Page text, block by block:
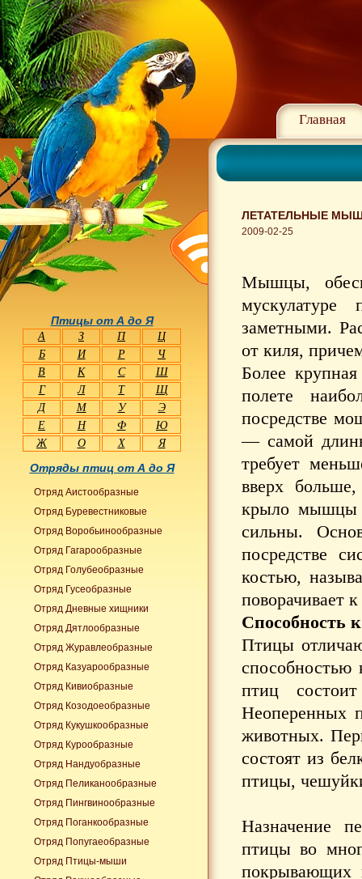
Главная
ЛЕТАТЕЛЬНЫЕ
2009-02-25
Мышцы,
заметными.
от киля,
Более
полете
посредстве
— самой
требует
вверх
крыло мышцы
сильны.
посредстве
костью,
поворачивает
Способность
Птицы
способностью
птиц
Неоперенных
животных.
состоят из
птицы,
Назначение
птицы во
покрывающих
Птицы от А до Я
А З П
Ц
Б
И Р
Ч
В
К С
Ш
Г
Л Т
Щ
Д
М У
Э
Е
Н Ф
Ю
Ж
О Х Я
Отряды птиц от А до Я
Отряд Аистообразные
Отряд Буревестниковые
Отряд Воробьинообразные
Отряд Гагарообразные
Отряд Голубеобразные
Отряд Гусеобразные
Отряд Дневные хищники
Отряд Дятлообразные
Отряд Журавлеобразные
Отряд Казуарообразные
Отряд Кивиобразные
Отряд Козодоеобразные
Отряд Кукушкообразные
Отряд Курообразные
Отряд Нандуобразные
Отряд Пеликанообразные
Отряд Пингвинообразные
Отряд Поганкообразные
Отряд Попугаеобразные
Отряд Птицы-мыши